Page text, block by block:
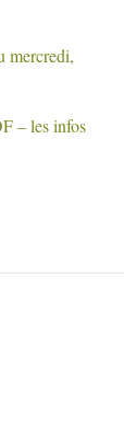
mercredi,
– les infos